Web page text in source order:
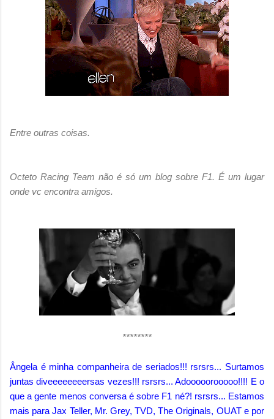
Entre outras coisas.
Octeto Racing Team não é só um blog sobre F1. É um lugar
onde vc encontra amigos.
********
Ângela é minha companheira de seriados!!! rsrsrs... Surtamos
juntas diveeeeeeeersas vezes!!! rsrsrs... Adooooorooooo!!!! E o
que a gente menos conversa é sobre F1 né?! rsrsrs... Estamos
mais para Jax Teller, Mr. Grey, TVD, The Originals, OUAT e por